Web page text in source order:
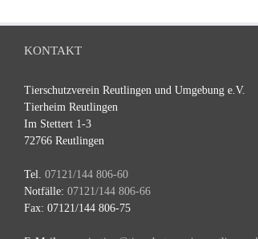
KONTAKT
Tierschutzverein Reutlingen und Umgebung e.V.
Tierheim Reutlingen
Im Stettert 1-3
72766 Reutlingen
Tel. 07121/144 806-60
Notfälle: 07121/144 806-66
Fax: 07121/144 806-75